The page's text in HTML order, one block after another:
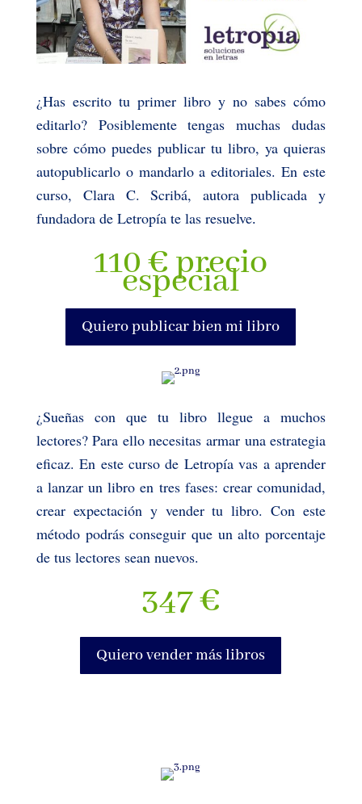
¿Has escrito tu primer libro y no sabes cómo
editarlo? Posiblemente tengas muchas dudas
sobre cómo puedes publicar tu libro, ya quieras
autopublicarlo o mandarlo a editoriales. En este
curso, Clara C. Scribá, autora publicada y
fundadora de Letropía te las resuelve.
110 € precio
especial
Quiero publicar bien mi libro
¿Sueñas con que tu libro llegue a muchos
lectores? Para ello necesitas armar una estrategia
eficaz. En este curso de Letropía vas a aprender
a lanzar un libro en tres fases: crear comunidad,
crear expectación y vender tu libro. Con este
método podrás conseguir que un alto porcentaje
de tus lectores sean nuevos.
347 €
Quiero vender más libros